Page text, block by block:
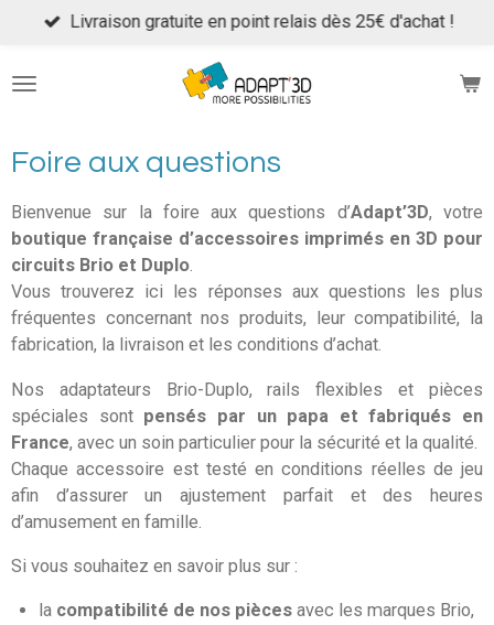
Passer
contenu
Livraison gratuite en point relais dès 25€ d'achat !
Foire aux questions
Bienvenue sur la foire aux questions d’Adapt’3D, votre
boutique française d’accessoires imprimés en 3D pour
circuits Brio et Duplo.
Vous trouverez ici les réponses aux questions les plus
fréquentes concernant nos produits, leur compatibilité, la
fabrication, la livraison et les conditions d’achat.
Nos adaptateurs Brio-Duplo, rails flexibles et pièces
spéciales sont pensés par un papa et fabriqués en
France, avec un soin particulier pour la sécurité et la qualité.
Chaque accessoire est testé en conditions réelles de jeu
afin d’assurer un ajustement parfait et des heures
d’amusement en famille.
Si vous souhaitez en savoir plus sur :
la compatibilité de nos piècesavec les marques Brio,